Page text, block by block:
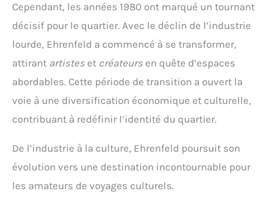
Cependant, les années 1980 ont marqué un tournant
décisif pour le quartier. Avec le déclin de l’industrie
lourde, Ehrenfeld a commencé à se transformer,
attirant artistes et créateurs en quête d’espaces
abordables. Cette période de transition a ouvert la
voie à une diversification économique et culturelle,
contribuant à redéfinir l’identité du quartier.
De l’industrie à la culture, Ehrenfeld poursuit son
évolution vers une destination incontournable pour
les amateurs de voyages culturels.